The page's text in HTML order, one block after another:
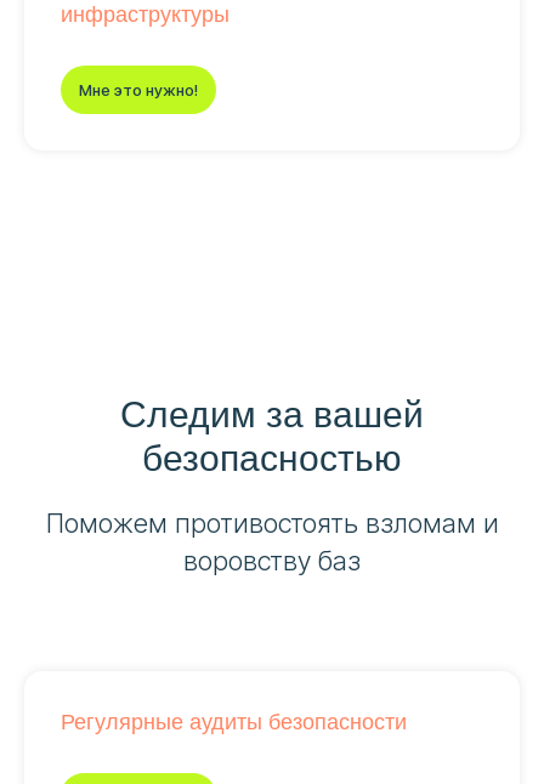
инфраструктуры
Мне это нужно!
Следим за вашей
безопасностью
Поможем противостоять взломам и
воровству баз
Регулярные аудиты безопасности